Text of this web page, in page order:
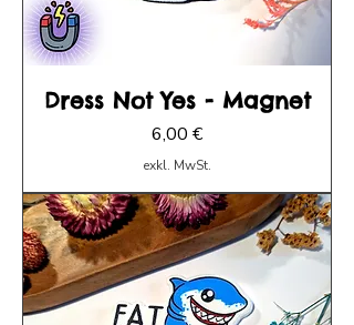
Dress Not Yes - Magnet
Preis
6,00 €
exkl. MwSt.